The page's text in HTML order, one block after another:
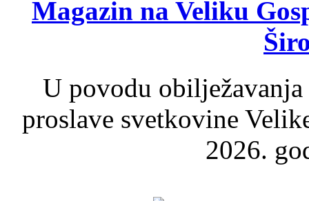
Magazin na Veliku
U povodu
proslave svetkovine
2026.